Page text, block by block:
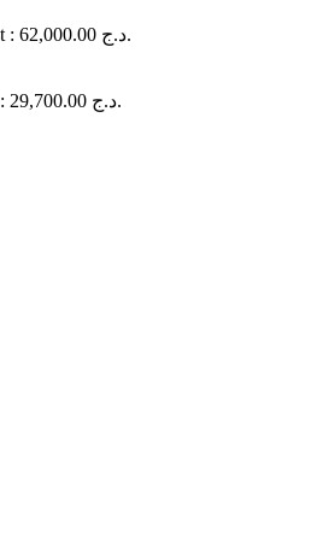
Le prix actuel est : 62,000.00 د.ج.
Le prix actuel est : 29,700.00 د.ج.